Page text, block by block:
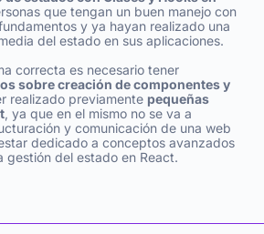
que tengan un buen manejo con
y ya hayan realizado una
del estado en sus aplicaciones.
correcta es necesario tener
sobre creación de componentes y
realizado previamente pequeñas
, ya que en el mismo no se va a
y comunicación de una web
dedicado a conceptos avanzados
gestión del estado en React.